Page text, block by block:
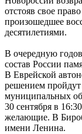
отстояв свое
произошедшее
десятилетиями.
В очередную
состав России
В Еврейской
решением
муниципальных
30 сентября в
желающие. В
имени Ленина.